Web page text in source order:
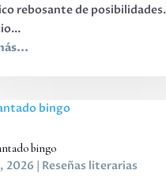
rebosante de
bingo
2026
Reseñas literarias